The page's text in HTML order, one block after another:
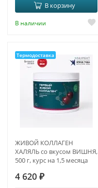
В корзину
В наличии
Термодоставка
ЖИВОЙ КОЛЛАГЕН
ХАЛЯЛЬ со вкусом ВИШНЯ,
500 г, курс на 1,5 месяца
4 620 ₽